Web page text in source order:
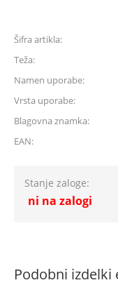
Šifra artikla:
Teža:
Namen uporabe:
Vrsta uporabe:
Blagovna znamka:
EAN:
Stanje zaloge:
ni na zalogi
Podobni izdelki